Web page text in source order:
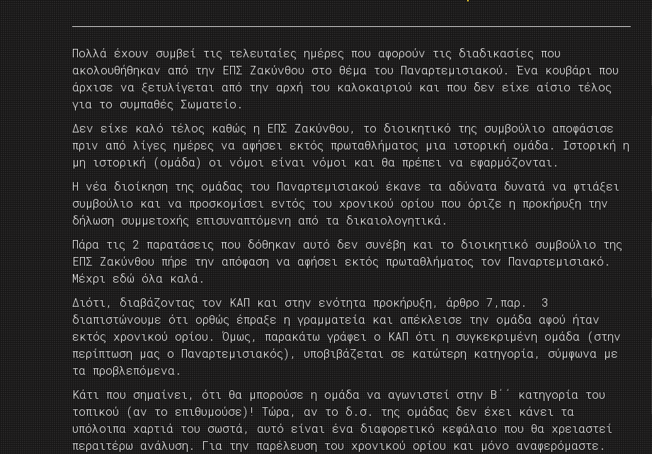
Πολλά έχουν συμβεί τις τελευταίες ημέρες που αφορούν τις διαδικασίες που
ακολουθήθηκαν από την ΕΠΣ Ζακύνθου στο θέμα του Παναρτεμισιακού. Ένα κουβάρι που
άρχισε να ξετυλίγεται από την αρχή του καλοκαιριού και που δεν είχε αίσιο τέλος
για το συμπαθές Σωματείο.
Δεν είχε καλό τέλος καθώς η ΕΠΣ Ζακύνθου, το διοικητικό της συμβούλιο αποφάσισε
πριν από λίγες ημέρες να αφήσει εκτός πρωταθλήματος μια ιστορική ομάδα. Ιστορική η
μη ιστορική (ομάδα) οι νόμοι είναι νόμοι και θα πρέπει να εφαρμόζονται.
Η νέα διοίκηση της ομάδας του Παναρτεμισιακού έκανε τα αδύνατα δυνατά να φτιάξει
συμβούλιο και να προσκομίσει εντός του χρονικού ορίου που όριζε η προκήρυξη την
δήλωση συμμετοχής επισυναπτόμενη από τα δικαιολογητικά.
Πάρα τις 2 παρατάσεις που δόθηκαν αυτό δεν συνέβη και το διοικητικό συμβούλιο της
ΕΠΣ Ζακύνθου πήρε την απόφαση να αφήσει εκτός πρωταθλήματος τον Παναρτεμισιακό.
Μέχρι εδώ όλα καλά.
Διότι, διαβάζοντας τον ΚΑΠ και στην ενότητα προκήρυξη, άρθρο 7,παρ. 3
διαπιστώνουμε ότι ορθώς έπραξε η γραμματεία και απέκλεισε την ομάδα αφού ήταν
εκτός χρονικού ορίου. Όμως, παρακάτω γράφει ο ΚΑΠ ότι η συγκεκριμένη ομάδα (στην
περίπτωση μας ο Παναρτεμισιακός), υποβιβάζεται σε κατώτερη κατηγορία, σύμφωνα με
τα προβλεπόμενα.
Κάτι που σημαίνει, ότι θα μπορούσε η ομάδα να αγωνιστεί στην Β΄΄ κατηγορία του
τοπικού (αν το επιθυμούσε)! Τώρα, αν το δ.σ. της ομάδας δεν έχει κάνει τα
υπόλοιπα χαρτιά του σωστά, αυτό είναι ένα διαφορετικό κεφάλαιο που θα χρειαστεί
περαιτέρω ανάλυση. Για την παρέλευση του χρονικού ορίου και μόνο αναφερόμαστε.